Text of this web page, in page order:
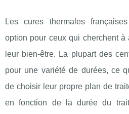
Les cures thermales
option pour ceux qui cherchent à
leur bien-être. La plupart des
pour une variété de durées, ce
de choisir leur propre plan de
en fonction de la durée du